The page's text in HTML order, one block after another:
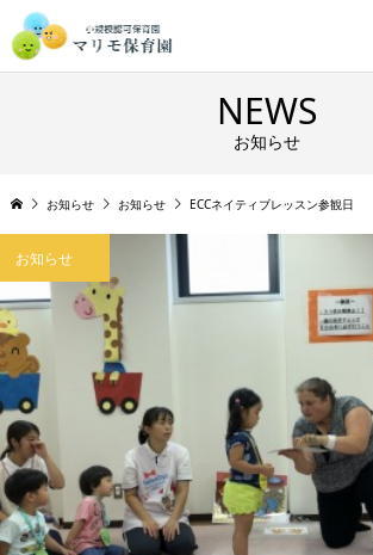
NEWS
お知らせ
お知らせ お知らせ ECCネイティブレッスン参観日
お知らせ